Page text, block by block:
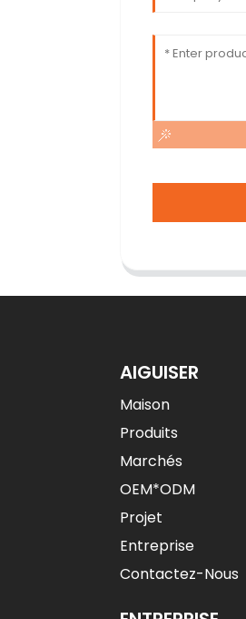
AIGUISER
Maison
Produits
Marchés
OEM*ODM
Projet
Entreprise
Contactez-Nous